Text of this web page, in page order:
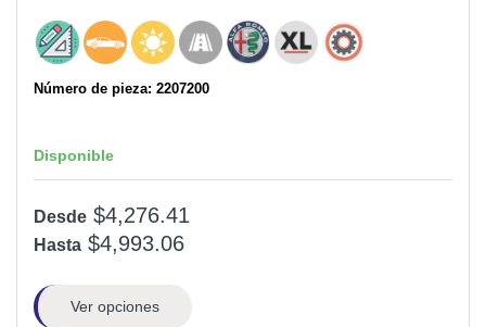
Número de pieza: 2207200
Disponible
Desde $4,276.41
Hasta $4,993.06
Ver opciones